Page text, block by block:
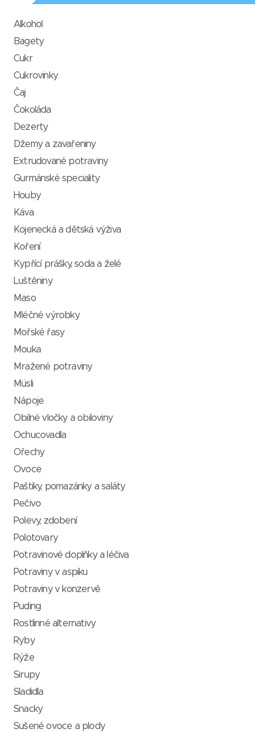
Alkohol
Bagety
Cukr
Cukrovinky
Čaj
Čokoláda
Dezerty
Džemy a zavařeniny
Extrudované potraviny
Gurmánské speciality
Houby
Káva
Kojenecká a dětská výživa
Koření
Kypřící prášky, soda a želé
Luštěniny
Maso
Mléčné výrobky
Mořské řasy
Mouka
Mražené potraviny
Müsli
Nápoje
Obilné vločky a obiloviny
Ochucovadla
Ořechy
Ovoce
Paštiky, pomazánky a saláty
Pečivo
Polevy, zdobení
Polotovary
Potravinové doplňky a léčiva
Potraviny v aspiku
Potraviny v konzervě
Puding
Rostlinné alternativy
Ryby
Rýže
Sirupy
Sladidla
Snacky
Sušené ovoce a plody